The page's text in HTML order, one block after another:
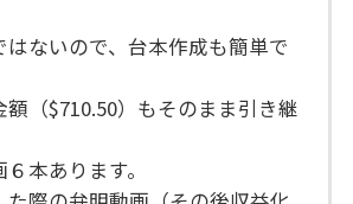
はないので、台本作成も簡単で
額（$710.50）もそのまま引き継
本あります。